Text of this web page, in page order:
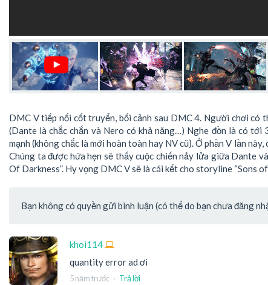
DMC V tiếp nối cốt truyển, bối cảnh sau DMC 4. Người chơi có
(Dante là chắc chắn và Nero có khả năng…) Nghe đồn là có
mạnh (không chắc là mới hoàn toàn hay NV cũ). Ở phần V lần
Chúng ta được hứa hẹn sẽ thấy cuộc chiến nảy lửa giữa Dante
Of Darkness”. Hy vọng DMC V sẽ là cái kết cho storyline “Sons of
Bạn không có quyền gửi bình luận (có thể do bạn chưa đăng
khoi114
quantity error ad ơi
5 năm trước · Trả lời